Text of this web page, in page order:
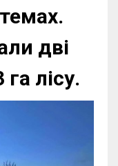
дві
га лісу.